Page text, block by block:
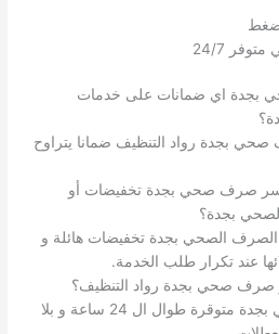
24/7
اي ضمانات على خدمات
بجدة رواد التنظيف ضمانا يتراوح
صرف صحي بجدة تخفيضات أو
بجدة؟
الصحي بجدة تخفيضات هائلة و
عند تكرار طلب الخدمة.
صحي بجدة رواد التنظيف؟
خدمات كمبروسر صرف صحي بجدة متوقرة طوال ال 24 ساعة و بلا